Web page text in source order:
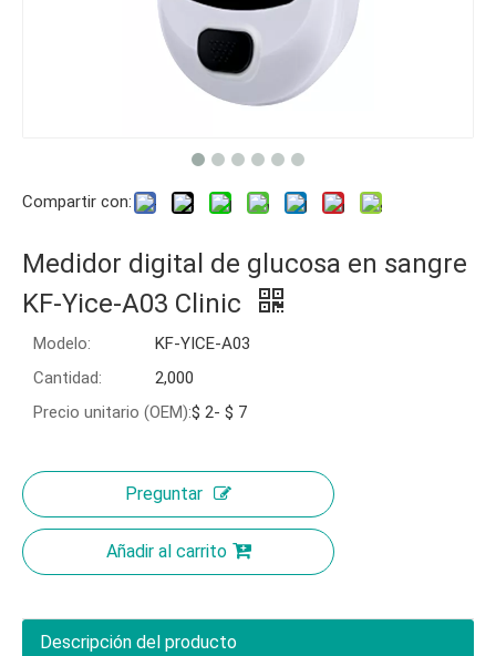
Compartir con:
Medidor digital de glucosa en sangre
KF-Yice-A03 Clinic
Modelo:
KF-YICE-A03
Cantidad:
2,000
Precio unitario (OEM):$ 2- $ 7
Preguntar
Añadir al carrito
Descripción del producto